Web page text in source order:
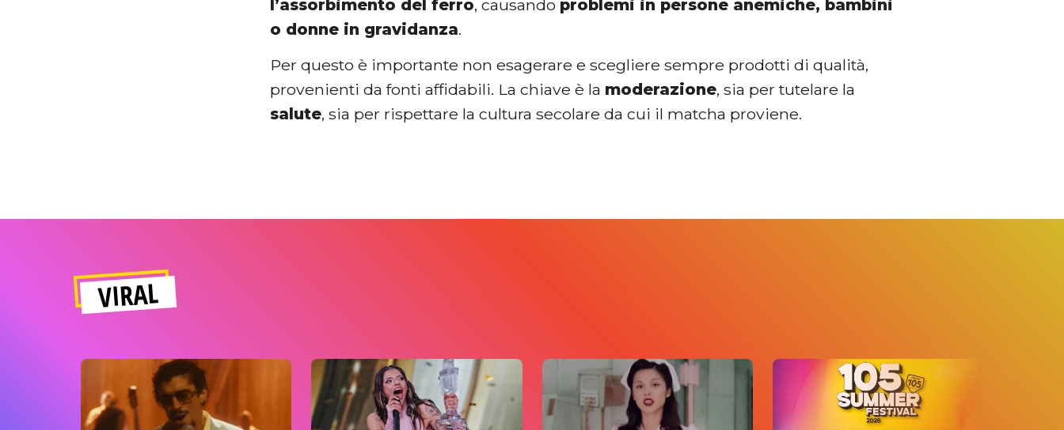
l’assorbimento del ferro, causando problemi in persone anemiche, bambini
o donne in gravidanza.
Per questo è importante non esagerare e scegliere sempre prodotti di qualità,
provenienti da fonti affidabili. La chiave è la moderazione, sia per tutelare la
salute, sia per rispettare la cultura secolare da cui il matcha proviene.
VIRAL